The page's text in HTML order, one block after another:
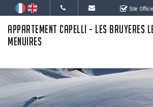
Site
APPARTEMENT CAPELLI - LES BRUYERES
MENUIRES